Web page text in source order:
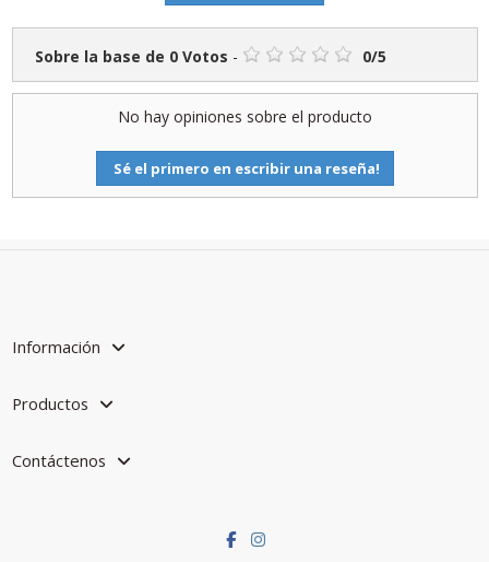
Sobre la base de 0Votos - 0/5
No hay opiniones sobre el producto
Sé el primero en escribir una reseña!
Información
Productos
Contáctenos